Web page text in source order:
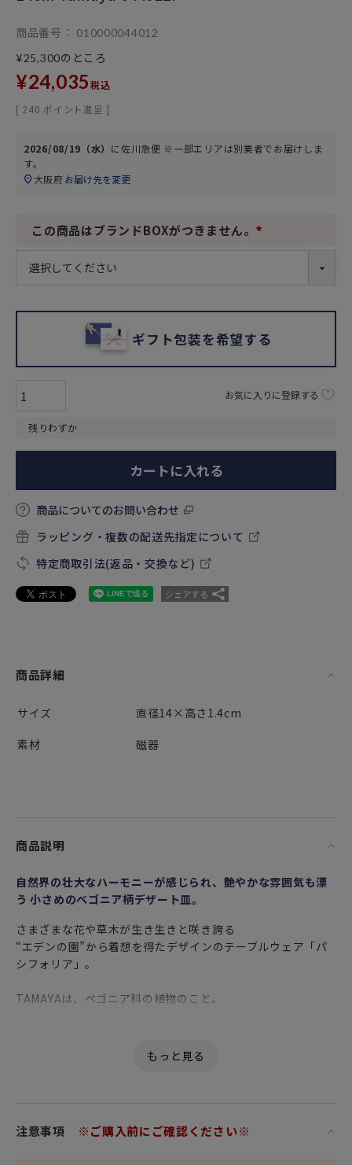
商品番号
010000044012
¥25,300のところ
¥24,035税込
[ 240 ポイント進呈 ]
2026/08/19（水） に佐川急便 ※一部エリアは別業者でお届けしま
す。
大阪府お届け先を変更
この商品はブランドBOXがつきません。
ギフト包装を希望する
残りわずか
お気に入りに登録する
カートに入れる
商品についてのお問い合わせ
ラッピング・複数の配送先指定について
特定商取引法(返品・交換など)
シェアする
商品詳細
サイズ
直径14×高さ1.4cm
素材
磁器
商品説明
自然界の壮大なハーモニーが感じられ、艶やかな雰囲気も漂
う 小さめのベゴニア柄デザート皿。
さまざまな花や草木が生き生きと咲き誇る
“エデンの園”から着想を得たデザインのテーブルウェア「パ
シフォリア」。
TAMAYAは、ベゴニア科の植物のこと。
ケーキプレート（ケーキ皿）に最適な使いやすい14cmサイズ
注意事項 ※ご購入前にご確認ください※